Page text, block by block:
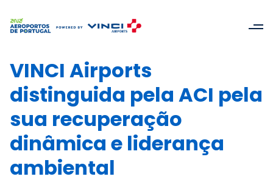
VINCI Airports
distinguida pela ACI pela
sua recuperação
dinâmica e liderança
ambiental